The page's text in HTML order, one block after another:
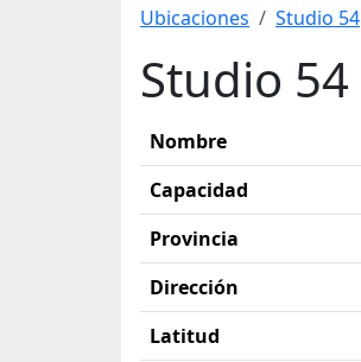
Ubicaciones Studio 54
Studio 54
Nombre
Capacidad
Provincia
Dirección
Latitud